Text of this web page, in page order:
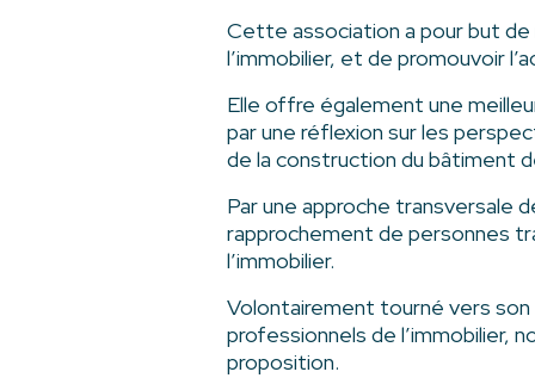
Cette association a pour but
l’immobilier, et de promouvoir
Elle offre également une
par une réflexion sur les
de la construction du bâtiment
Par une approche transversale
rapprochement de personnes
l’immobilier.
Volontairement tourné vers
professionnels de l’immobilier,
proposition.